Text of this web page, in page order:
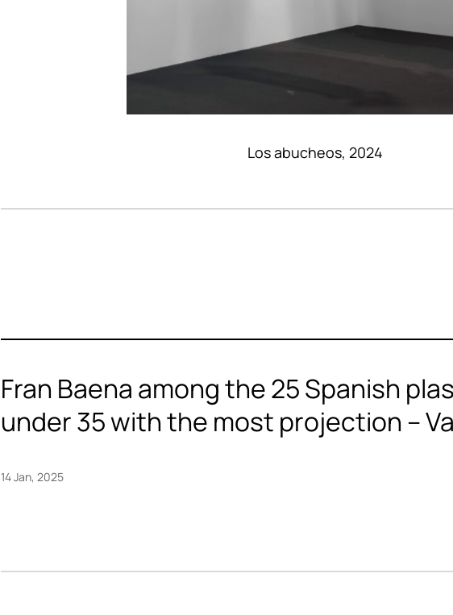
Los abucheos, 2024
Fran Baena among the 25 Spanish
under 35 with the most projection –
14 Jan, 2025